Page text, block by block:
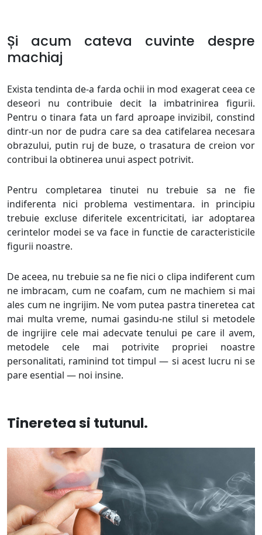
Și acum cateva cuvinte despre
machiaj
Exista tendinta de-a farda ochii in mod exagerat ceea ce
deseori nu contribuie decit la imbatrinirea figurii.
Pentru o tinara fata un fard aproape invizibil, constind
dintr-un nor de pudra care sa dea catifelarea necesara
obrazului, putin ruj de buze, o trasatura de creion vor
contribui la obtinerea unui aspect potrivit.
Pentru completarea tinutei nu trebuie sa ne fie
indiferenta nici problema vestimentara. in principiu
trebuie excluse diferitele excentricitati, iar adoptarea
cerintelor modei se va face in functie de caracteristicile
figurii noastre.
De aceea, nu trebuie sa ne fie nici o clipa indiferent cum
ne imbracam, cum ne coafam, cum ne machiem si mai
ales cum ne ingrijim. Ne vom putea pastra tineretea cat
mai multa vreme, numai gasindu-ne stilul si metodele
de ingrijire cele mai adecvate tenului pe care il avem,
metodele cele mai potrivite propriei noastre
personalitati, raminind tot timpul — si acest lucru ni se
pare esential — noi insine.
Tineretea si tutunul.